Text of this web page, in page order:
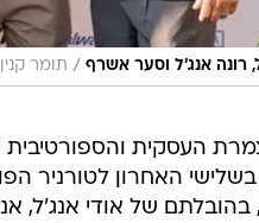
רונה אנג'ל וסער אשרף / תומר קנין
העסקית והספורטיבית
האחרון לטורניר
של אודי אנג'ל,